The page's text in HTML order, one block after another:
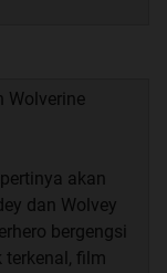
Wolverine
akan
dan Wolvey
bergengsi
film